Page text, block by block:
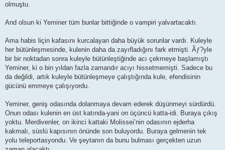
olmuştu.
And olsun ki Yeminer tüm bunlar bittiğinde o vampiri yalvartacaktı.
Ama habis liçin kafasını kurcalayan daha büyük sorunlar vardı. Kuleyle
her bütünleşmesinde, kulenin daha da zayıfladığını fark etmişti. Ãƒ?yle
bir bir noktadan sonra kuleyle bütünleştiğinde acı çekmeye başlamıştı
Yeminer, ki o bin yıldan fazla zamandır acıyı hissetmemişti. Sadece bu
da değildi, artık kuleyle bütünleşmeye çalıştığında kule, efendisinin
gücünü emmeye çalışıyordu.
Yeminer, geniş odasında dolanmaya devam ederek düşünmeyi sürdürdü.
Onun odası kulenin en üst katında-yani on üçüncü katta-idi. Buraya çıkış
yoktu. Merdivenler, on ikinci kattaki Molissei’nin odasının ejderha
kakmalı, süslü kapısının önünde son buluyordu. Buraya gelmenin tek
yolu teleportasyondu. Ve şeytanın da bunu bulması gerçekten uzun